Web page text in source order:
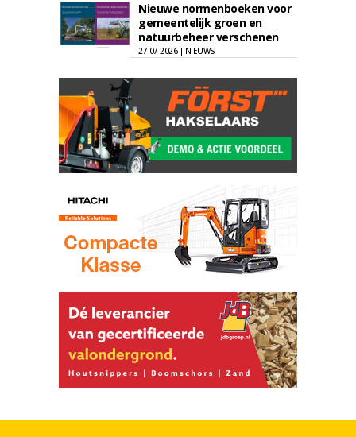
Nieuwe normenboeken voor
gemeentelijk groen en
natuurbeheer verschenen
27-07-2026 | NIEUWS